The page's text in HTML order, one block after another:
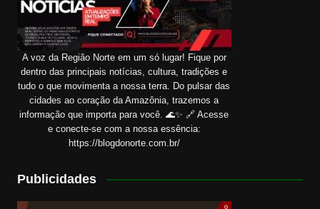
A voz da Região Norte em um só lugar! Fique por
dentro das principais notícias, cultura, tradições e
tudo o que movimenta a nossa terra. Do pulsar das
cidades ao coração da Amazônia, trazemos a
informação que importa para você. 🌊✨ 🔗 Acesse
e conecte-se com a nossa essência:
https://blogdonorte.com.br/
Publicidades